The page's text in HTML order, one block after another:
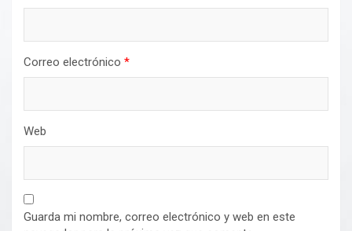
Correo electrónico *
Web
Guarda mi nombre, correo electrónico y web en este